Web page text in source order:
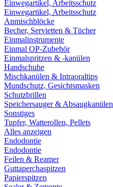
Einwegartikel, Arbeitsschutz
Einwegartikel, Arbeitsschutz
Anmischblöcke
Becher, Servietten & Tücher
Einmalinstrumente
Einmal OP-Zubehör
Einmalspritzen & -kanülen
Handschuhe
Mischkanülen & Intraoraltips
Mundschutz, Gesichtsmasken
Schutzbrillen
Speichersauger & Absaugkanülen
Sonstiges
Tupfer, Watterollen, Pellets
Alles anzeigen
Endodontie
Endodontie
Feilen & Reamer
Guttaperchaspitzen
Papierspitzen